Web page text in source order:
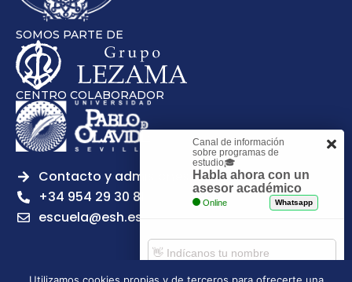
SOMOS PARTE DE
CENTRO COLABORADOR
Contacto y admisiones
+34 954 29 30 81
escuela@esh.es
Canal de información
sobre programas de
estudio🎓
Habla ahora con un
asesor académico
Online Whatsapp